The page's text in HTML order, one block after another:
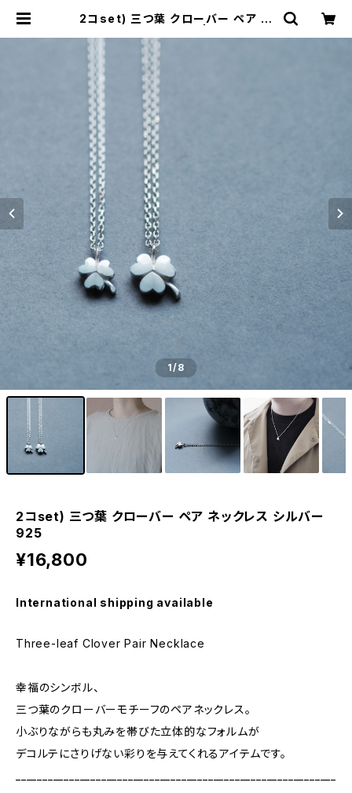
2コset) 三つ葉 クローバー ペア ネ
1/8
2コset) 三つ葉 クローバー ペア ネックレス シルバー
925
¥16,800
International shipping available
Three-leaf Clover Pair Necklace
幸福のシンボル、
三つ葉のクローバーモチーフのペアネックレス。
小ぶりながらも丸みを帯びた立体的なフォルムが
デコルテにさりげない彩りを与えてくれるアイテムです。